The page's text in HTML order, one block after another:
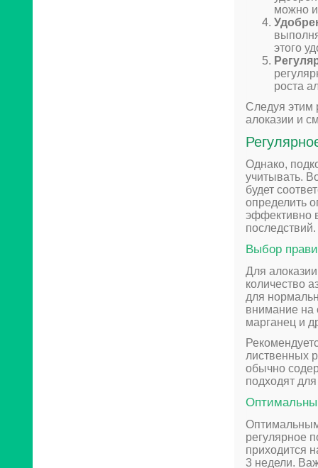
можно
этого
роста
Следуя этим
алоказии и
Однако,
учитывать.
будет
определить
эффективно
последствий.
Выбор
Для
количество
для
внимание на
марганец и
лиственных
обычно
подходят
регулярное
приходится
3 недели.